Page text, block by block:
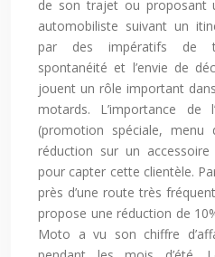
de son trajet ou proposant
automobiliste suivant un
par des impératifs de
spontanéité et l’envie de
jouent un rôle important
motards. L’importance
(promotion spéciale,
réduction sur un
pour capter cette clientèle.
près d’une route très
propose une réduction de
Moto a vu son chiffre